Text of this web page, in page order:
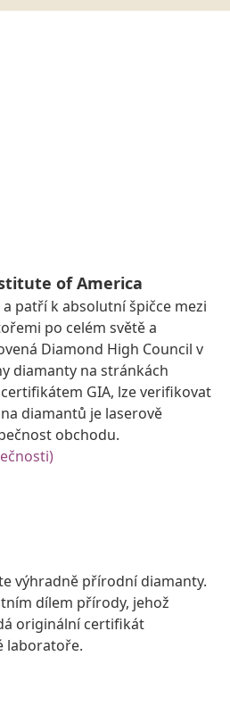
of America
patří k absolutní špičce mezi
po celém světě a
Diamond High Council v
diamanty na stránkách
GIA, lze verifikovat
diamantů je laserově
obchodu.
výhradně přírodní diamanty.
dílem přírody, jehož
originální certifikát
laboratoře.